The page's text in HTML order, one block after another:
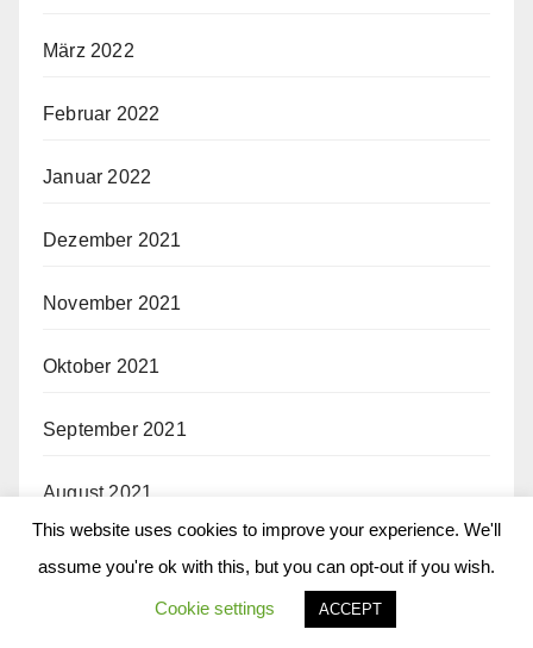
März 2022
Februar 2022
Januar 2022
Dezember 2021
November 2021
Oktober 2021
September 2021
August 2021
This website uses cookies to improve your experience. We'll
assume you're ok with this, but you can opt-out if you wish.
Cookie settings ACCEPT